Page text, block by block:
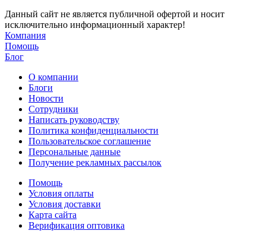
Данный сайт не является публичной офертой и носит
исключительно информационный характер!
Компания
Помощь
Блог
О компании
Блоги
Новости
Сотрудники
Написать руководству
Политика конфиденциальности
Пользовательское соглашение
Персональные данные
Получение рекламных рассылок
Помощь
Условия оплаты
Условия доставки
Карта сайта
Верификация оптовика